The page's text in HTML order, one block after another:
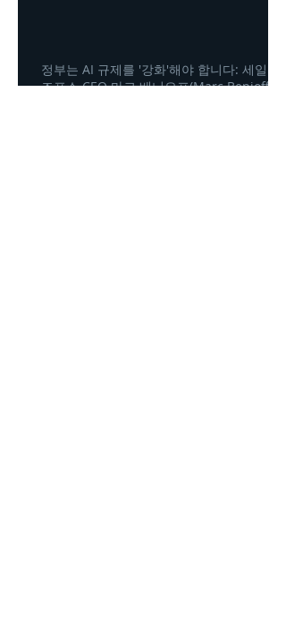
정부는 AI 규제를 '강화'해야 합니다: 세일
즈포스 CEO 마크 베니오프(Marc Benioff)